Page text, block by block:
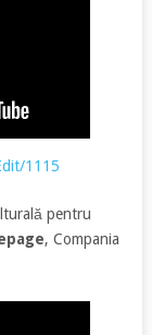
1115
pentru
, Compania